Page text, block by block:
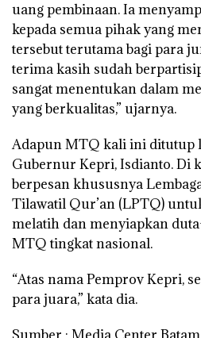
uang pembinaan. Ia
kepada semua pihak yang
tersebut terutama bagi para
terima kasih sudah
sangat menentukan dalam
yang berkualitas,” ujarnya.
Adapun MTQ kali ini ditutup
Gubernur Kepri, Isdianto. Di
berpesan khususnya
Tilawatil Qur’an (LPTQ)
melatih dan menyiapkan
MTQ tingkat nasional.
“Atas nama Pemprov Kepri,
para juara,” kata dia.